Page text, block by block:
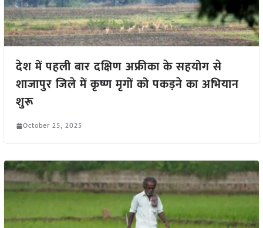
देश में पहली बार दक्षिण अफ्रीका के सहयोग से
शाजापुर जिले में कृष्ण मृगों को पकड़ने का अभियान
शुरू
October 25, 2025